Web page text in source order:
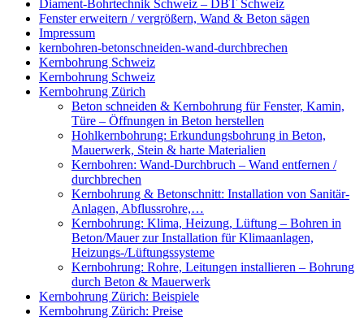
Diament-Bohrtechnik Schweiz – DBT Schweiz
Fenster erweitern / vergrößern, Wand & Beton sägen
Impressum
kernbohren-betonschneiden-wand-durchbrechen
Kernbohrung Schweiz
Kernbohrung Schweiz
Kernbohrung Zürich
Beton schneiden & Kernbohrung für Fenster, Kamin,
Türe – Öffnungen in Beton herstellen
Hohlkernbohrung: Erkundungsbohrung in Beton,
Mauerwerk, Stein & harte Materialien
Kernbohren: Wand-Durchbruch – Wand entfernen /
durchbrechen
Kernbohrung & Betonschnitt: Installation von Sanitär-
Anlagen, Abflussrohre,…
Kernbohrung: Klima, Heizung, Lüftung – Bohren in
Beton/Mauer zur Installation für Klimaanlagen,
Heizungs-/Lüftungssysteme
Kernbohrung: Rohre, Leitungen installieren – Bohrung
durch Beton & Mauerwerk
Kernbohrung Zürich: Beispiele
Kernbohrung Zürich: Preise